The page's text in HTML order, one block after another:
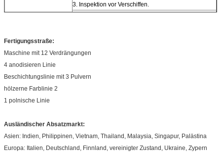
3. Inspektion vor Verschiffen.
Fertigungsstraße:
Maschine mit 12 Verdrängungen
4 anodisieren Linie
Beschichtungslinie mit 3 Pulvern
hölzerne Farblinie 2
1 polnische Linie
Ausländischer Absatzmarkt:
Asien: Indien, Philippinen, Vietnam, Thailand, Malaysia, Singapur, Palästina
Europa: Italien, Deutschland, Finnland, vereinigter Zustand, Ukraine, Zypern